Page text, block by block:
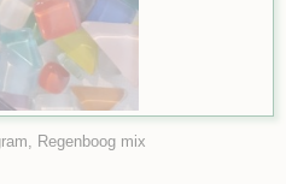
Regenboog mix